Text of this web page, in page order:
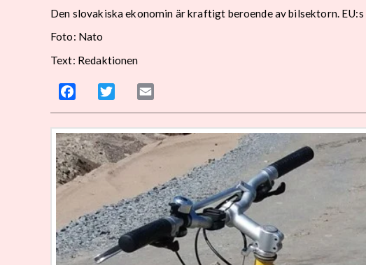
Den slovakiska ekonomin är kraftigt beroende av bilsektorn.
Foto: Nato
Text: Redaktionen
Facebook Twitter